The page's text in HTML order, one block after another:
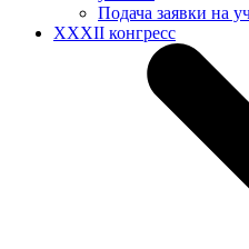
Подача заявки на
XXXII конгресс